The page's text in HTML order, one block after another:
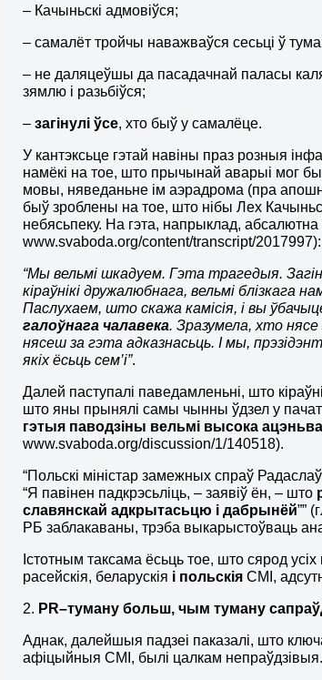
– Качыньскі адмовіўся;
– самалёт тройчы наважваўся сесьці ў
– не даляцеўшы да пасадачнай паласы
зямлю і разьбіўся;
–загінулі ўсе, хто быў у самалёце.
У кантэксьце гэтай навіны праз розныя
намёкі на тое, што прычынай аварыі мог
мовы, няведаньне ім аэрадрома (пра
быў зроблены на тое, што нібы Лех
небясьпеку. На гэта, напрыклад,
www.svaboda.org/content/transcript/2017997):
“Мы вельмі шкадуем. Гэта трагедыя.
кіраўнікі дружалюбнага, вельмі блізкага
Паслухаем, што скажа камісія, і вы
галоўнага чалавека. Зразумела, хто
нясеш за гэта адказнасьць. І мы, прэзі
якіх ёсьць сем’і”.
Далей паступалі паведамленьні, што
што яны прынялі самы чынны ўдзел у
гэтыя паводзіны вельмі высока
www.svaboda.org/discussion/1/140518).
“Польскі міністар замежных спраў
“Я павінен падкрэсьліць, – заявіў ён, – што
славянскай адкрытасьцю і дабрынёй””
РБ заблакаваны, трэба выкарыстоўваць
Істотным таксама ёсьць тое, што сярод
расейскія, беларускія і польскія СМІ,
2. PR–туману больш, чым туману
Аднак, далейшыя падзеі паказалі, што
афіцыйныя СМІ, былі цалкам непраўдзівыя.